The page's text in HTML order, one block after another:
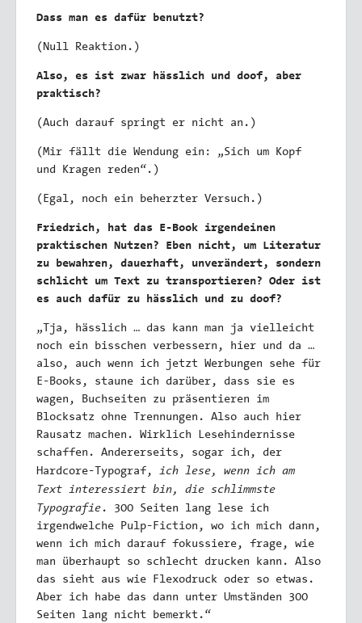
Dass man es dafür benutzt?
(Null Reaktion.)
Also, es ist zwar hässlich und doof, aber
praktisch?
(Auch darauf springt er nicht an.)
(Mir fällt die Wendung ein: „Sich um Kopf
und Kragen reden“.)
(Egal, noch ein beherzter Versuch.)
Friedrich, hat das E-Book irgendeinen
praktischen Nutzen? Eben nicht, um Literatur
zu bewahren, dauerhaft, unverändert, sondern
schlicht um Text zu transportieren? Oder ist
es auch dafür zu hässlich und zu doof?
„Tja, hässlich … das kann man ja vielleicht
noch ein bisschen verbessern, hier und da …
also, auch wenn ich jetzt Werbungen sehe für
E-Books, staune ich darüber, dass sie es
wagen, Buchseiten zu präsentieren im
Blocksatz ohne Trennungen. Also auch hier
Rausatz machen. Wirklich Lesehindernisse
schaffen. Andererseits, sogar ich, der
Hardcore-Typograf, ich lese, wenn ich am
Text interessiert bin, die schlimmste
Typografie . 300 Seiten lang lese ich
irgendwelche Pulp-Fiction, wo ich mich dann,
wenn ich mich darauf fokussiere, frage, wie
man überhaupt so schlecht drucken kann. Also
das sieht aus wie Flexodruck oder so etwas.
Aber ich habe das dann unter Umständen 300
Seiten lang nicht bemerkt.“